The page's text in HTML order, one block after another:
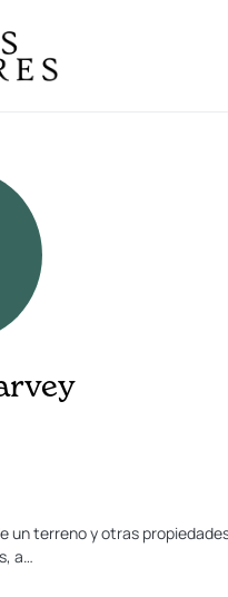
un terreno y otras
a…